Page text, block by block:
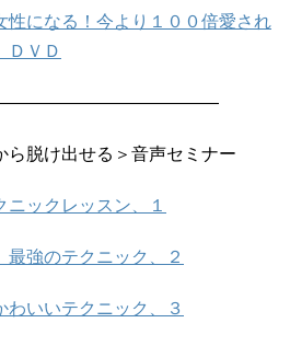
性になる！今より１００倍愛され
ＤＶＤ
ら脱け出せる＞音声セミナー
ニックレッスン、１
強のテクニック、２
わいいテクニック、３